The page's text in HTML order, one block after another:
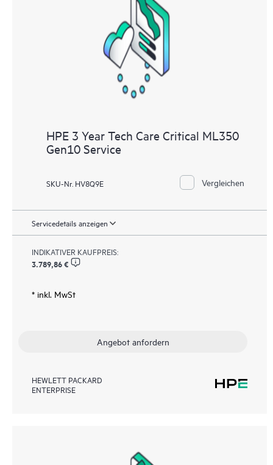
HPE 3 Year Tech Care Critical ML350
Gen10 Service
SKU-Nr. HV8Q9E Vergleichen
Servicedetails anzeigen
INDIKATIVER KAUFPREIS:
3.789,86 €
* inkl. MwSt
Angebot anfordern
HEWLETT PACKARD
ENTERPRISE